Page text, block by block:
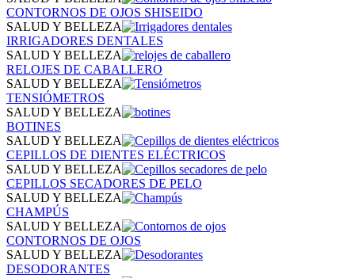
CONTORNOS DE OJOS SHISEIDO
SALUD Y BELLEZA
IRRIGADORES DENTALES
SALUD Y BELLEZA
RELOJES DE CABALLERO
SALUD Y BELLEZA
TENSIÓMETROS
SALUD Y BELLEZA
BOTINES
SALUD Y BELLEZA
CEPILLOS DE DIENTES ELÉCTRICOS
SALUD Y BELLEZA
CEPILLOS SECADORES DE PELO
SALUD Y BELLEZA
CHAMPÚS
SALUD Y BELLEZA
CONTORNOS DE OJOS
SALUD Y BELLEZA
DESODORANTES